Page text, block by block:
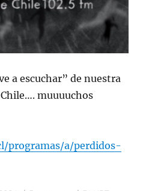
a escuchar” de nuestra
muuuuchos
programas/a/perdidos-